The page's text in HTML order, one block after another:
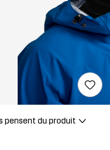
pensent du produit